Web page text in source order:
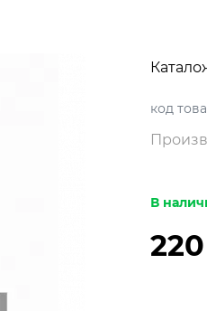
код
В